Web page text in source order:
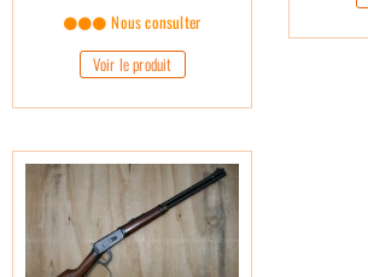
Nous consulter
Voir le produit